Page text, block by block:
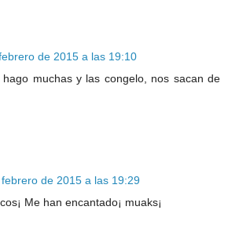
de 2015 a las 19:10
muchas y las congelo, nos sacan de
de 2015 a las 19:29
Me han encantado¡ muaks¡